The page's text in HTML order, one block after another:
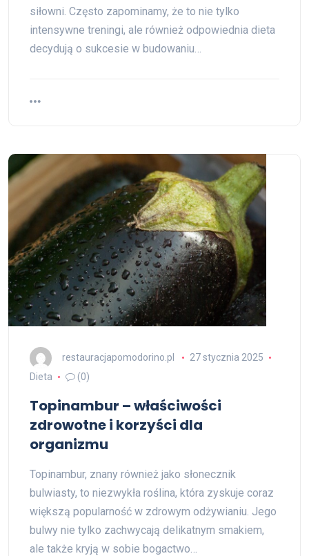
siłowni. Często zapominamy, że to nie tylko
intensywne treningi, ale również odpowiednia dieta
decydują o sukcesie w budowaniu…
restauracjapomodorino.pl
27 stycznia 2025
Dieta
(0)
Topinambur – właściwości
zdrowotne i korzyści dla
organizmu
Topinambur, znany również jako słonecznik
bulwiasty, to niezwykła roślina, która zyskuje coraz
większą popularność w zdrowym odżywianiu. Jego
bulwy nie tylko zachwycają delikatnym smakiem,
ale także kryją w sobie bogactwo…